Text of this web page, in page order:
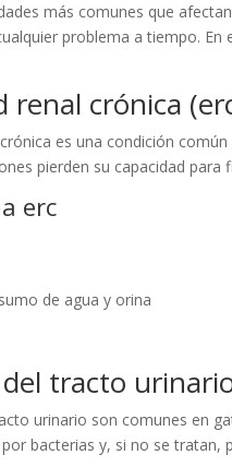
más comunes que
problema a tiempo.
renal crónica
es una condición
pierden su capacidad
erc
de agua y orina
tracto
urinario son comunes en
bacterias y, si no se